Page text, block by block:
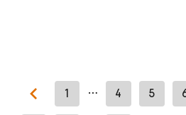
Previous page
1 … 4 5